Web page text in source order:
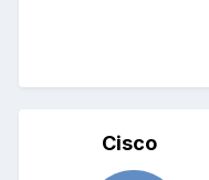
Cisco